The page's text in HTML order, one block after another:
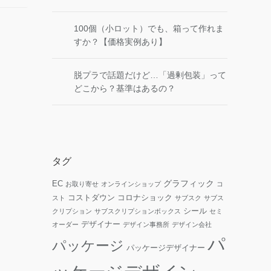
100個（小ロット）でも、箱って作れま
すか？【価格実例あり】
脱プラで話題だけど…「過剰包装」って
どこから？基準はあるの？
タグ
EC お取り寄せ オンラインショップ グラフィック
コ
スト
コストダウン コロナショック サブスク サブス
クリプション サブスクリプションボックス シール セミ
オーダー デザイナー デザイン事務所 デザイン会社
パッケージ パッケージデザイナー パ